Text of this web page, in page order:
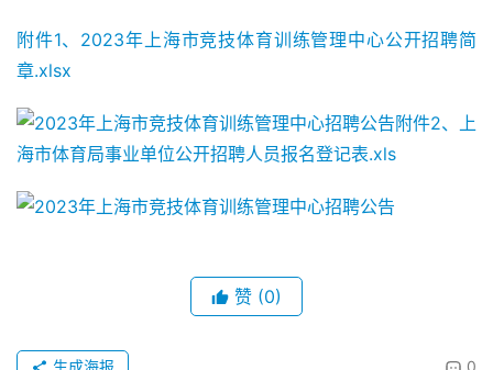
附件1、2023年上海市竞技体育训练管理中心公开招聘简
章.xlsx
附件2、上
海市体育局事业单位公开招聘人员报名登记表.xls
赞 (0)